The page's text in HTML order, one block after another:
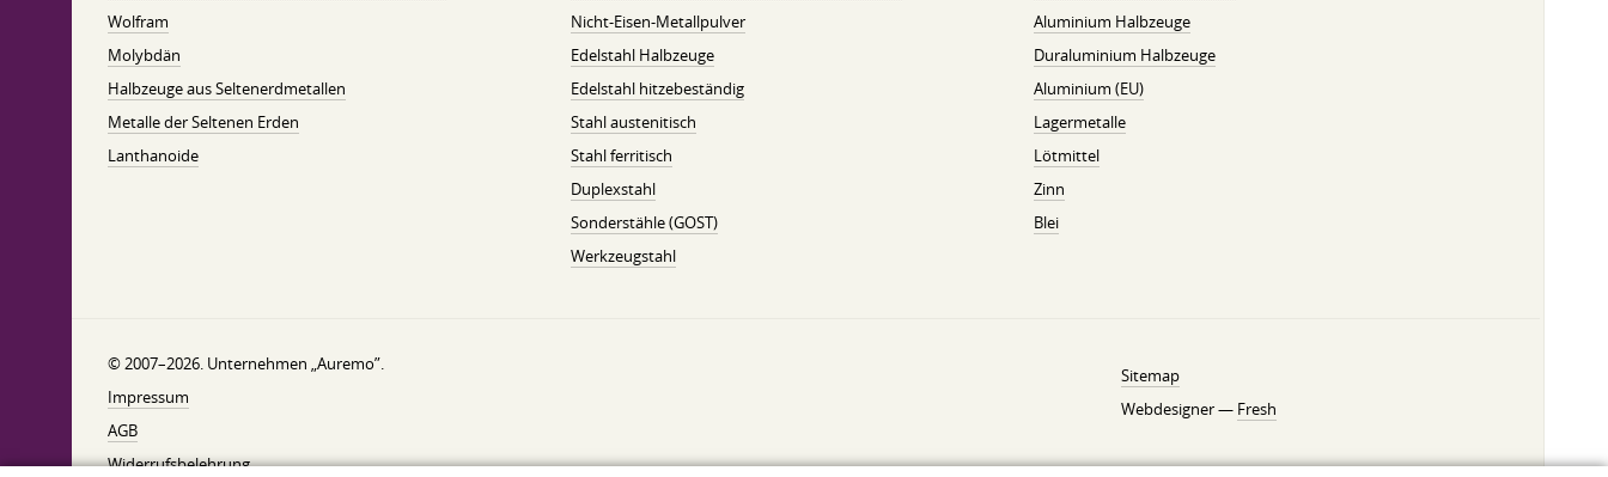
Wolfram
Molybdän
Halbzeuge aus Seltenerdmetallen
Metalle der Seltenen Erden
Lanthanoide
Nicht-Eisen-Metallpulver
Edelstahl Halbzeuge
Edelstahl hitzebeständig
Stahl austenitisch
Stahl ferritisch
Duplexstahl
Sonderstähle (GOST)
Werkzeugstahl
Aluminium Halbzeuge
Duraluminium Halbzeuge
Aluminium (EU)
Lagermetalle
Lötmittel
Zinn
Blei
© 2007–2026. Unternehmen „Auremo”.
Impressum
AGB
Widerrufsbelehrung
Sitemap
Webdesigner — Fresh